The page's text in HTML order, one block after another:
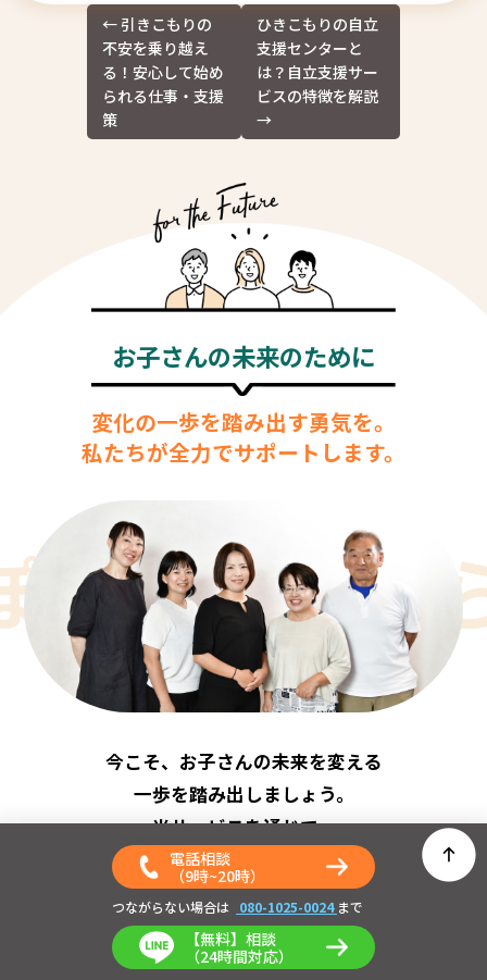
投
ー
← 引きこもりの
不安を乗り越え
る！安心して始め
られる仕事・支援
策
ひきこもりの自立
支援センターと
は？自立支援サー
ビスの特徴を解説
→
お子さんの未来のために
変化の一歩を踏み出す勇気を。
私たちが全力でサポートします。
今こそ、お子さんの未来を変える
一歩を踏み出しましょう。
当サービスを通じて、
新しい人生の道が開けます。
さあ、今すぐお問い合わせください。
初回相談は無料で、
専門スタッフが丁寧にご案内します。
電話相談
（9時~20時）
つながらない場合は 080-1025-0024 まで
【無料】相談
（24時間対応）